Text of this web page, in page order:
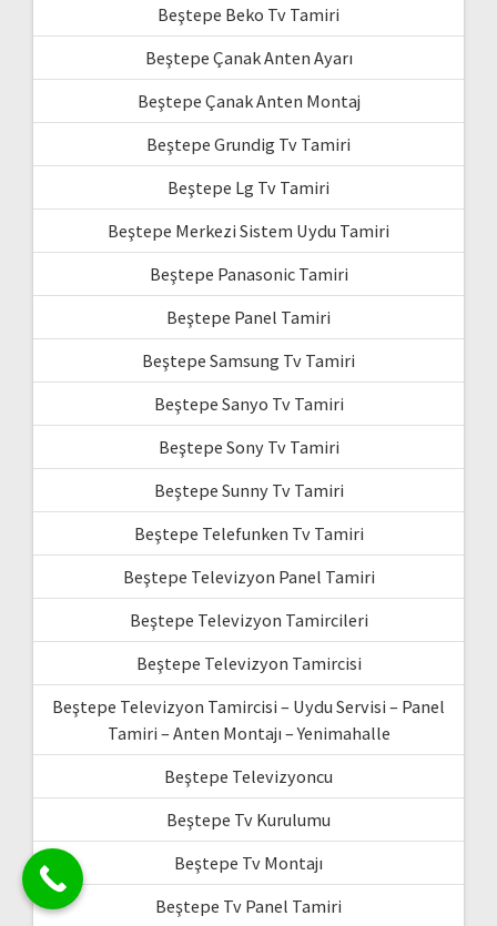
Beştepe Beko Tv Tamiri
Beştepe Çanak Anten Ayarı
Beştepe Çanak Anten Montaj
Beştepe Grundig Tv Tamiri
Beştepe Lg Tv Tamiri
Beştepe Merkezi Sistem Uydu Tamiri
Beştepe Panasonic Tamiri
Beştepe Panel Tamiri
Beştepe Samsung Tv Tamiri
Beştepe Sanyo Tv Tamiri
Beştepe Sony Tv Tamiri
Beştepe Sunny Tv Tamiri
Beştepe Telefunken Tv Tamiri
Beştepe Televizyon Panel Tamiri
Beştepe Televizyon Tamircileri
Beştepe Televizyon Tamircisi
Beştepe Televizyon Tamircisi – Uydu Servisi – Panel
Tamiri – Anten Montajı – Yenimahalle
Beştepe Televizyoncu
Beştepe Tv Kurulumu
Beştepe Tv Montajı
Beştepe Tv Panel Tamiri